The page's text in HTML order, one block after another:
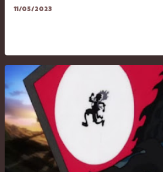
11/05/2023